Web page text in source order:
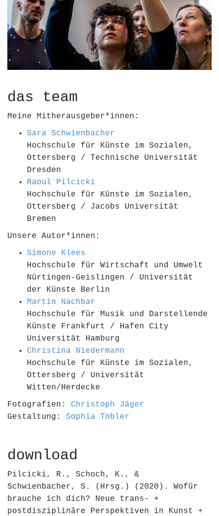
das team
Meine Mitherausgeber*innen:
Sara Schwienbacher
Hochschule für Künste im Sozialen,
Ottersberg / Technische Universität
Dresden
Raoul Pilcicki
Hochschule für Künste im Sozialen,
Ottersberg / Jacobs Universität
Bremen
Unsere Autor*innen:
Simone Klees
Hochschule für Wirtschaft und Umwelt
Nürtingen-Geislingen / Universität
der Künste Berlin
Martin Nachbar
Hochschule für Musik und Darstellende
Künste Frankfurt / Hafen City
Universität Hamburg
Christina Niedermann
Hochschule für Künste im Sozialen,
Ottersberg / Universität
Witten/Herdecke
Fotografien: Christoph Jäger
Gestaltung: Sophia Tobler
download
Pilcicki, R., Schoch, K., &
Schwienbacher, S. (Hrsg.) (2020). Wofür
brauche ich dich? Neue trans- +
postdisziplinäre Perspektiven in Kunst +